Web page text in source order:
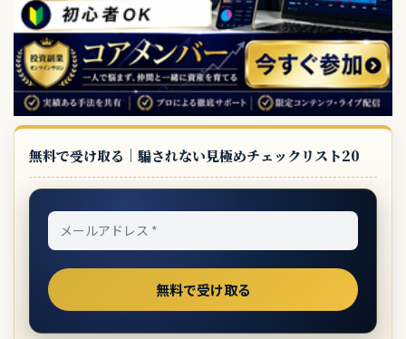
無料で受け取る｜騙されない見極めチェックリスト20